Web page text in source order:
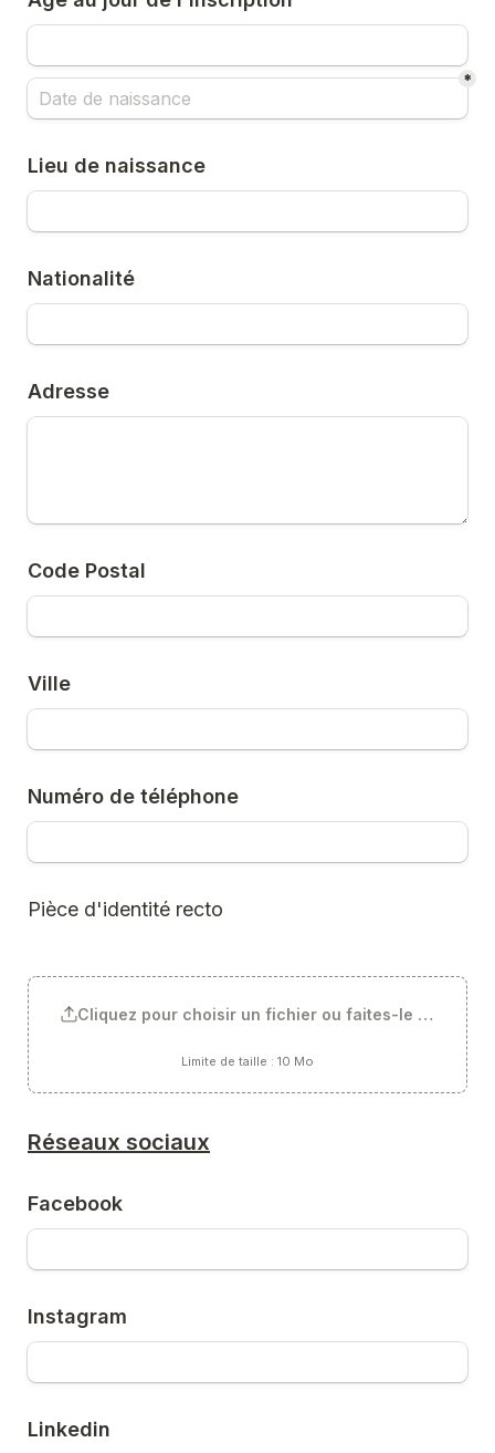
*
Lieu de naissance
Nationalité
Adresse
Code Postal
Ville
Numéro de téléphone
Pièce d'identité recto
Cliquez pour choisir un fichier ou faites-le glisser ici
Limite de taille : 10 Mo
Réseaux sociaux
Facebook
Instagram
Linkedin